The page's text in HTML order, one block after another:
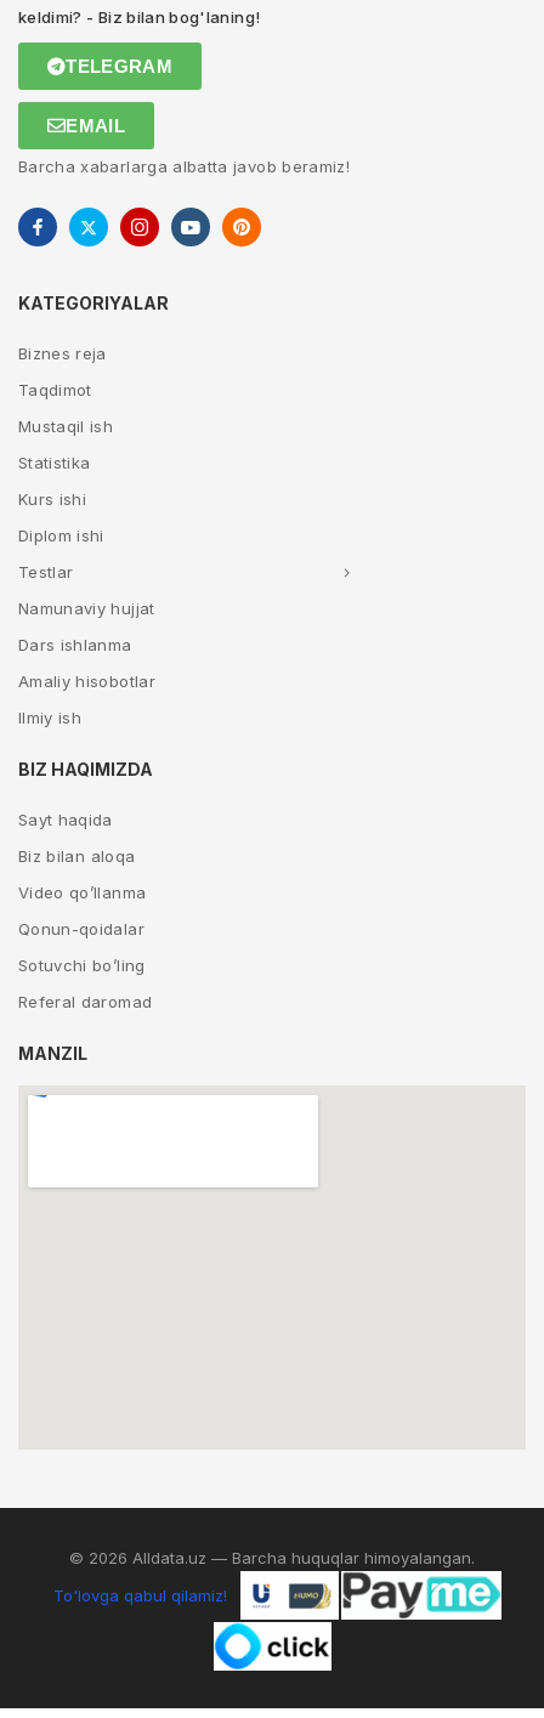
keldimi? - Biz bilan bog'laning!
TELEGRAM
EMAIL
Barcha xabarlarga albatta javob beramiz!
KATEGORIYALAR
Biznes reja
Taqdimot
Mustaqil ish
Statistika
Kurs ishi
Diplom ishi
Testlar
Namunaviy hujjat
Dars ishlanma
Amaliy hisobotlar
Ilmiy ish
BIZ HAQIMIZDA
Sayt haqida
Biz bilan aloqa
Video qo’llanma
Qonun-qoidalar
Sotuvchi bo’ling
Referal daromad
MANZIL
© 2026 Alldata.uz — Barcha huquqlar himoyalangan.
To'lovga qabul qilamiz!